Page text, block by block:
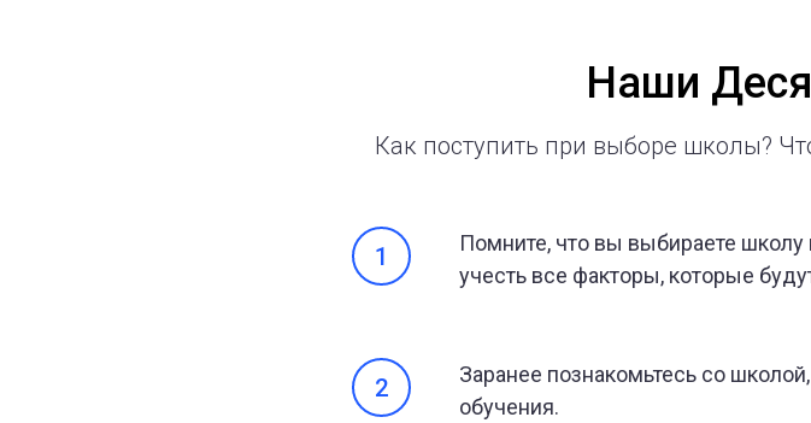
Наши
Как поступить при выборе школы?
Помните, что вы выбираете школу
учесть все факторы, которые
Заранее познакомьтесь со
обучения.